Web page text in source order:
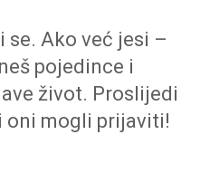
Ako već jesi –
pojedince i
život. Proslijedi
oni mogli prijaviti!